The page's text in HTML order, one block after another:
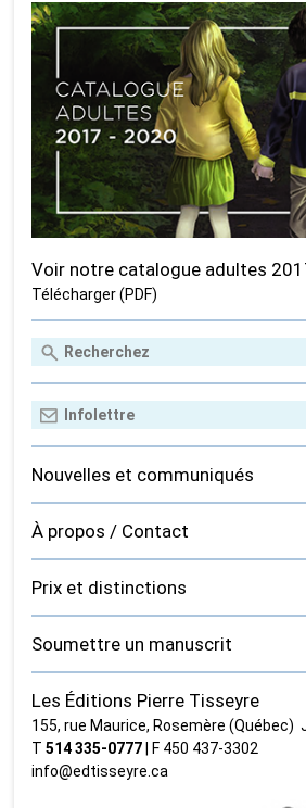
Voir notre catalogue adultes
Télécharger (PDF)
Nouvelles et communiqués
À propos / Contact
Prix et distinctions
Soumettre un manuscrit
Les Éditions Pierre Tisseyre
155, rue Maurice, Rosemère (Québec)
T514 335‑0777| F 450 437‑3302
info@edtisseyre.ca